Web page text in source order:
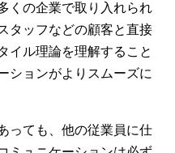
くの企業で取り入れられ
タッフなどの顧客と直接
イル理論を理解すること
ションがよりスムーズに
っても、他の従業員に仕